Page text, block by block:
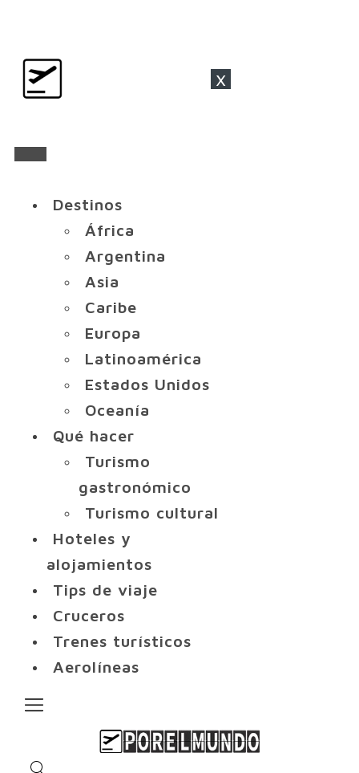
x
Destinos
África
Argentina
Asia
Caribe
Europa
Latinoamérica
Estados Unidos
Oceanía
Qué hacer
Turismo
gastronómico
Turismo cultural
Hoteles y
alojamientos
Tips de viaje
Cruceros
Trenes turísticos
Aerolíneas